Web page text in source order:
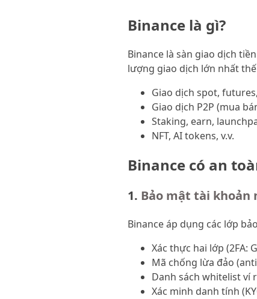
Binance là gì?
Binance là sàn giao dịch
lượng giao dịch lớn nhất
Giao dịch spot,
Giao dịch P2P (mua
Staking, earn,
NFT, AI tokens, v.v.
Binance có an
1. Bảo mật tài khoản
Binance áp dụng các lớp
Xác thực hai lớp (2FA:
Mã chống lừa đảo
Danh sách whitelist ví
Xác minh danh tính